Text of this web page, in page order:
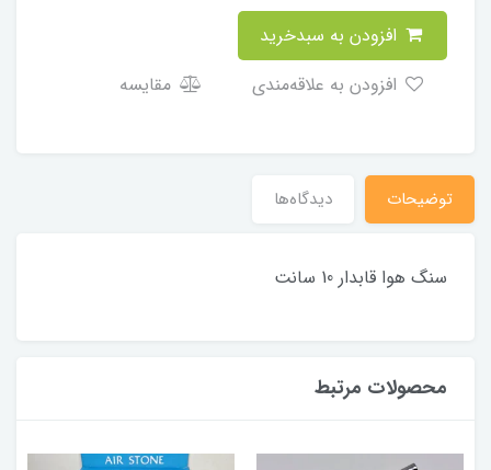
مقایسه
توضیحات دیدگاه‌ها
سنگ هوا قابدار 10 سانت
محصولات مرتبط